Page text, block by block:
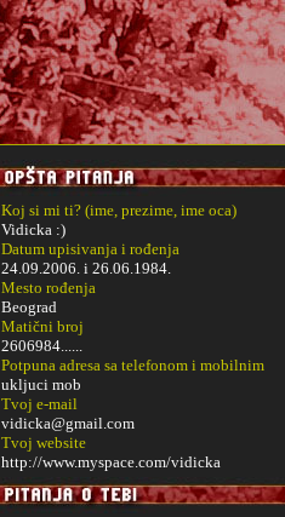
Koj si mi ti? (ime, prezime, ime oca)
Vidicka :)
Datum upisivanja i rođenja
24.09.2006. i 26.06.1984.
Mesto rođenja
Beograd
Matični broj
2606984......
Potpuna adresa sa telefonom i mobilnim
ukljuci mob
Tvoj e-mail
vidicka@gmail.com
Tvoj website
http://www.myspace.com/vidicka